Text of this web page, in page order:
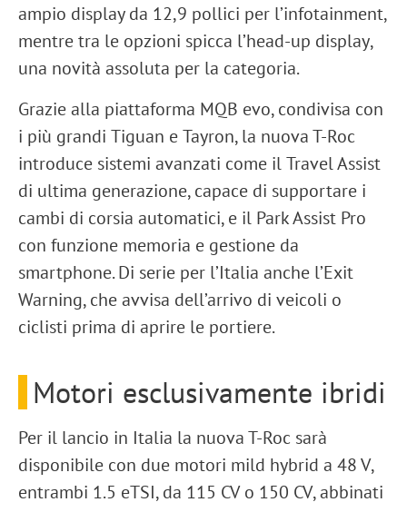
ampio display da 12,9 pollici per l’infotainment,
mentre tra le opzioni spicca l’head-up display,
una novità assoluta per la categoria.
Grazie alla piattaforma MQB evo, condivisa con
i più grandi Tiguan eTayron, la nuova T-Roc
introduce sistemi avanzati come ilTravel Assist
di ultima generazione, capace di supportare i
cambi di corsia automatici, e il Park Assist Pro
con funzione memoria e gestione da
smartphone. Di serie per l’Italia anche l’Exit
Warning, che avvisa dell’arrivo di veicoli o
ciclisti prima di aprire le portiere.
Motori esclusivamente ibridi
Per il lancio in Italia la nuova T-Roc sarà
disponibile con due motori mild hybrid a 48 V,
entrambi 1.5 eTSI, da 115 CVo 150 CV, abbinati